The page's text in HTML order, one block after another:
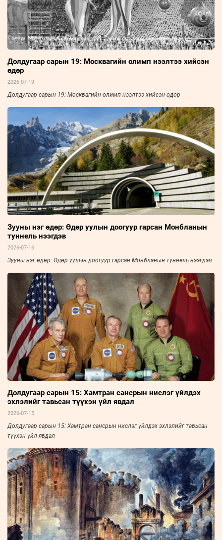
Долдугаар сарын 19: Москвагийн олимп нээлтээ хийсэн
өдөр
2026-07-19
Долдугаар сарын 19: Москвагийн олимп нээлтээ хийсэн өдөр
Зууны нэг өдөр: Өдөр уулын доогуур гарсан Монбланын
туннель нээгдэв
2026-07-16
Зууны нэг өдөр: Өдөр уулын доогуур гарсан Монбланын туннель нээгдэв
Долдугаар сарын 15: Хамтран сансрын нислэг үйлдэх
эхлэлийг тавьсан түүхэн үйл явдал
2026-07-15
Долдугаар сарын 15: Хамтран сансрын нислэг үйлдэх эхлэлийг тавьсан
түүхэн үйл явдал